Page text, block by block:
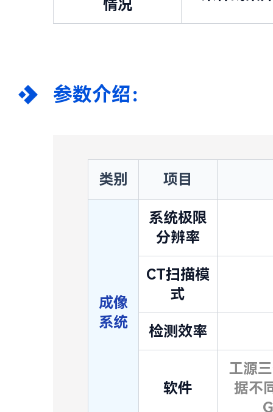
情况
参数介绍：
类别 项目
成像
系统
系统极限
分辨率
CT扫描模
式
检测效率
软件
工源
据不